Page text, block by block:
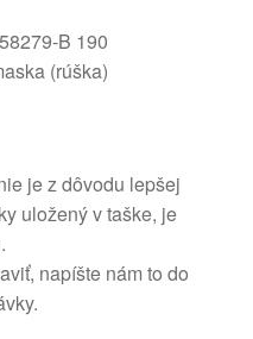
B 190
​​(rúška)
je z dôvodu lepšej
uložený v taške, je
napíšte nám to do